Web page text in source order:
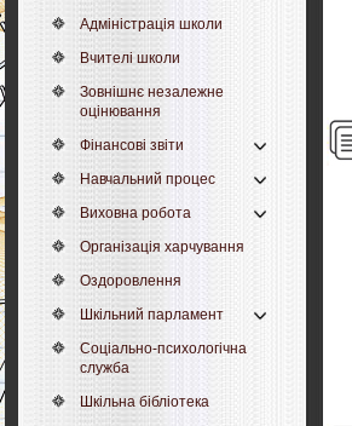
Адміністрація школи
Вчителі школи
Зовнішнє незалежне
оцінювання
Фінансові звіти
Навчальний процес
Виховна робота
Організація харчування
Оздоровлення
Шкільний парламент
Соціально-психологічна
служба
Шкільна бібліотека